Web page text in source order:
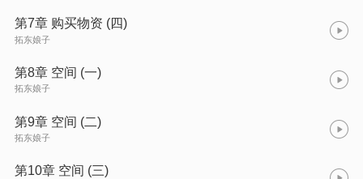
第7章 购买物资 (四)
拓东娘子
第8章 空间 (一)
拓东娘子
第9章 空间 (二)
拓东娘子
第10章 空间 (三)